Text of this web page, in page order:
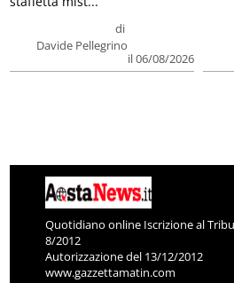
di
Davide Pellegrino
il 06/08/2026
Quotidiano online Iscrizione al
8/2012
Autorizzazione del 13/12/2012
www.gazzettamatin.com